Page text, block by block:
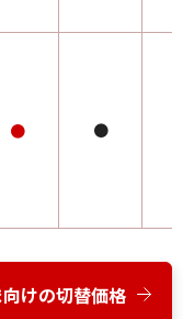
● ●
けの切替価格